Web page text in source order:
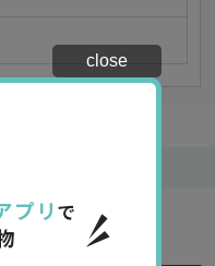
レビュー
close